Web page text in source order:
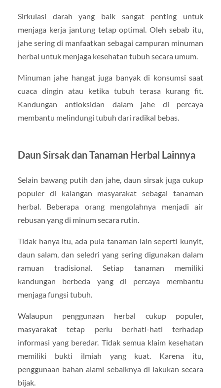
Sirkulasi darah yang baik sangat penting untuk
menjaga kerja jantung tetap optimal. Oleh sebab itu,
jahe sering di manfaatkan sebagai campuran minuman
herbal untuk menjaga kesehatan tubuh secara umum.
Minuman jahe hangat juga banyak di konsumsi saat
cuaca dingin atau ketika tubuh terasa kurang fit.
Kandungan antioksidan dalam jahe di percaya
membantu melindungi tubuh dari radikal bebas.
Daun Sirsak dan Tanaman Herbal Lainnya
Selain bawang putih dan jahe, daun sirsak juga cukup
populer di kalangan masyarakat sebagai tanaman
herbal. Beberapa orang mengolahnya menjadi air
rebusan yang di minum secara rutin.
Tidak hanya itu, ada pula tanaman lain seperti kunyit,
daun salam, dan seledri yang sering digunakan dalam
ramuan tradisional. Setiap tanaman memiliki
kandungan berbeda yang di percaya membantu
menjaga fungsi tubuh.
Walaupun penggunaan herbal cukup populer,
masyarakat tetap perlu berhati-hati terhadap
informasi yang beredar. Tidak semua klaim kesehatan
memiliki bukti ilmiah yang kuat. Karena itu,
penggunaan bahan alami sebaiknya di lakukan secara
bijak.